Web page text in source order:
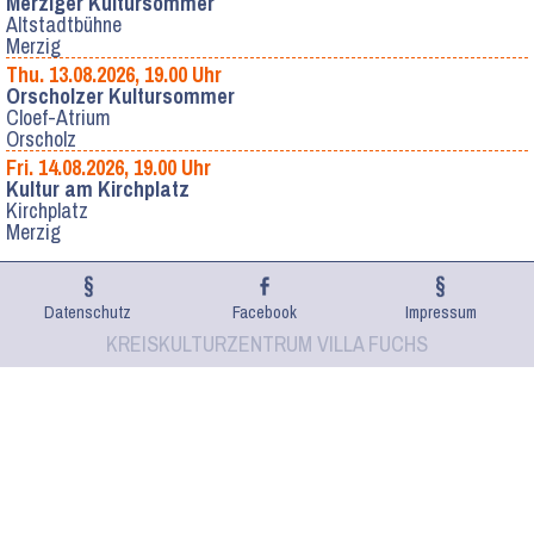
Altstadtbühne
Merzig
Thu. 13.08.2026, 19.00 Uhr
Orscholzer Kultursommer
Cloef-Atrium
Orscholz
Fri. 14.08.2026, 19.00 Uhr
Kultur am Kirchplatz
Kirchplatz
Merzig
Datenschutz Facebook Impressum
KREISKULTURZENTRUM VILLA FUCHS